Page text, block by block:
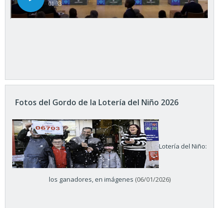
Fotos del Gordo de la Lotería del Niño 2026
Lotería del Niño:
los ganadores, en imágenes (06/01/2026)